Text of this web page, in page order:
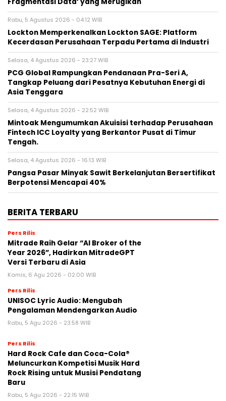
Rabu, 5 Agustus 2026 - 04:12 WIB
Lockton Memperkenalkan Lockton SAGE: Platform
Kecerdasan Perusahaan Terpadu Pertama di Industri
Selasa, 4 Agustus 2026 - 23:27 WIB
PCG Global Rampungkan Pendanaan Pra-Seri A,
Tangkap Peluang dari Pesatnya Kebutuhan Energi di
Asia Tenggara
Selasa, 4 Agustus 2026 - 22:52 WIB
Mintoak Mengumumkan Akuisisi terhadap Perusahaan
Fintech ICC Loyalty yang Berkantor Pusat di Timur
Tengah.
Selasa, 4 Agustus 2026 - 16:13 WIB
Pangsa Pasar Minyak Sawit Berkelanjutan Bersertifikat
Berpotensi Mencapai 40%
BERITA TERBARU
Pers Rilis
Mitrade Raih Gelar “AI Broker of the
Year 2026”, Hadirkan MitradeGPT
Versi Terbaru di Asia
Kamis, 6 Agu 2026 - 02:00 WIB
Pers Rilis
UNISOC Lyric Audio: Mengubah
Pengalaman Mendengarkan Audio
Rabu, 5 Agu 2026 - 23:58 WIB
Pers Rilis
Hard Rock Cafe dan Coca-Cola®
Meluncurkan Kompetisi Musik Hard
Rock Rising untuk Musisi Pendatang
Baru
Rabu, 5 Agu 2026 - 22:15 WIB